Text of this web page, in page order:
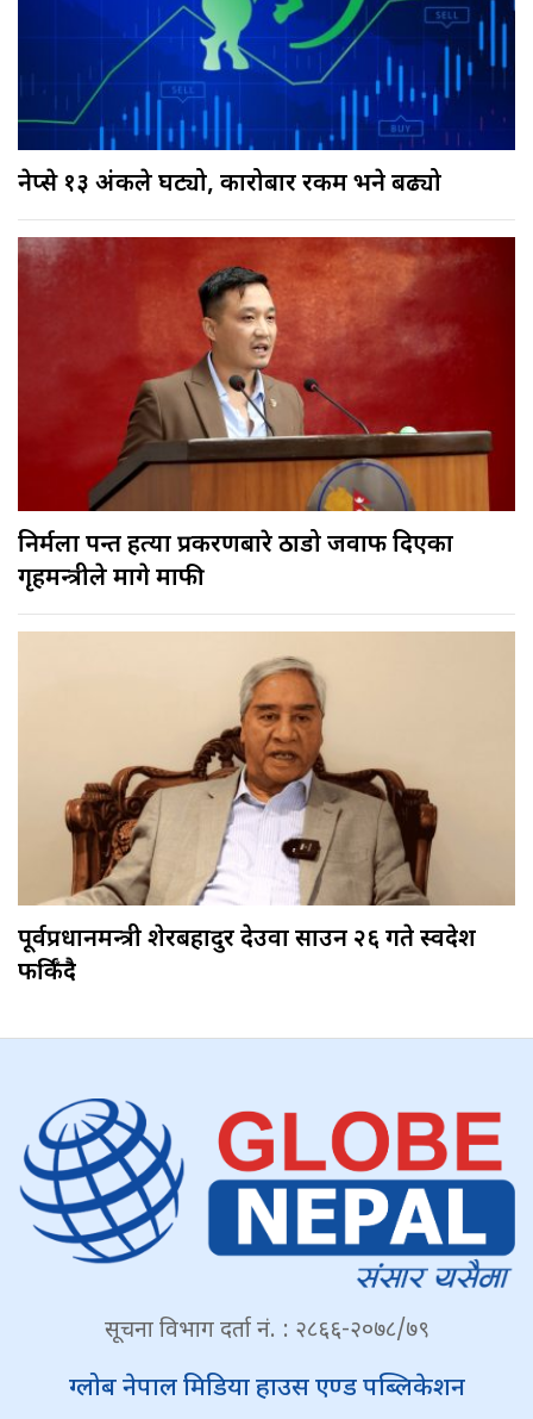
नेप्से १३ अंकले घट्यो, कारोबार रकम भने बढ्यो
निर्मला पन्त हत्या प्रकरणबारे ठाडो जवाफ दिएका
गृहमन्त्रीले मागे माफी
पूर्वप्रधानमन्त्री शेरबहादुर देउवा साउन २६ गते स्वदेश
फर्किँदै
सूचना विभाग दर्ता नं. : २८६६-२०७८/७९
ग्लोब नेपाल मिडिया हाउस एण्ड पब्लिकेशन